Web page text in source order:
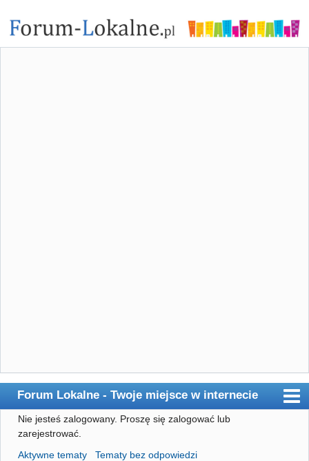
Forum Lokalne - Twoje miejsce w internecie
Główna
Użytkownicy
Nie jesteś zalogowany. Proszę się zalogować lub
zarejestrować.
Aktywne tematy
Tematy bez odpowiedzi